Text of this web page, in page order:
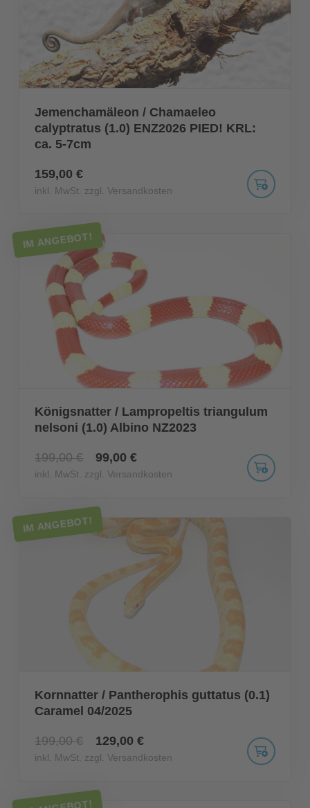
Jemenchamäleon / Chamaeleo
calyptratus (1.0) ENZ2026 PIED! KRL:
ca. 5-7cm
159,00 €
inkl. MwSt. zzgl. Versandkosten
Königsnatter / Lampropeltis triangulum
nelsoni (1.0) Albino NZ2023
199,00 € 99,00 €
inkl. MwSt. zzgl. Versandkosten
IM ANGEBOT!
Kornnatter / Pantherophis guttatus (0.1)
Caramel 04/2025
199,00 € 129,00 €
inkl. MwSt. zzgl. Versandkosten
IM ANGEBOT!